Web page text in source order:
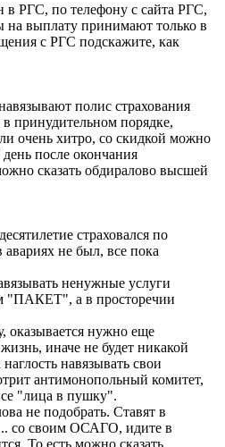
РГС, по телефону с сайта РГС,
на выплату принимают только в
с РГС подскажите, как
полис страхования
принудительном порядке,
очень хитро, со скидкой можно
после окончания
сказать обдиралово высшей
страховался по
не был, все пока
ненужные услуги
"ПАКЕТ", а в просторечии
оказывается нужно еще
иначе не будет никакой
навязывать свои
антимонопольный комитет,
"лица в пушку".
не подобрать. Ставят в
со своим ОСАГО, идите в
То есть можно сказать